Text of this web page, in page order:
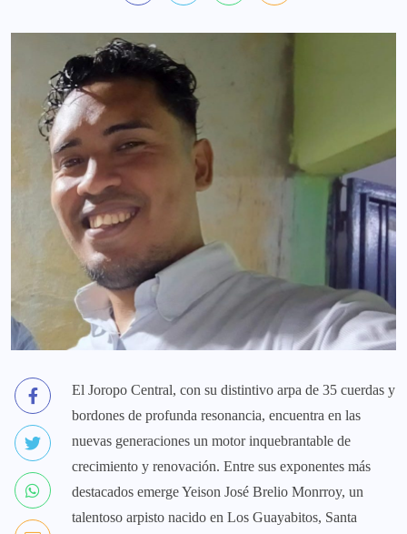
El Joropo Central, con su distintivo arpa de 35 cuerdas y
bordones de profunda resonancia, encuentra en las
nuevas generaciones un motor inquebrantable de
crecimiento y renovación. Entre sus exponentes más
destacados emerge Yeison José Brelio Monrroy, un
talentoso arpisto nacido en Los Guayabitos, Santa